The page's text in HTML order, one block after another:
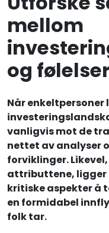
mellom
og følelser
Når enkeltpersoner
vanligvis mot de
nettet av analyser
forviklinger.
attributtene, ligger
kritiske aspekter å
en formidabel
folk tar.